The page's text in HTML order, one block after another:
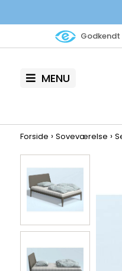
MENU
Forside › Soveværelse ›